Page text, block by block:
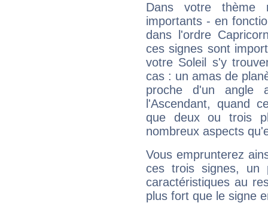
Dans votre thème
importants - en
dans l'ordre
ces signes sont
votre Soleil s'y
cas : un amas de
proche d'un
l'Ascendant, quand
que deux ou trois
nombreux aspects
Vous emprunterez
ces trois signes, un
caractéristiques au
plus fort que le signe